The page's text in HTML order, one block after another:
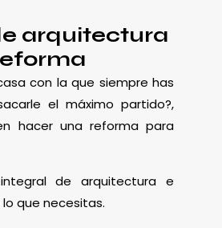
arquitectura
con la que siempre has
el máximo partido?,
hacer una reforma para
de arquitectura e
que necesitas.